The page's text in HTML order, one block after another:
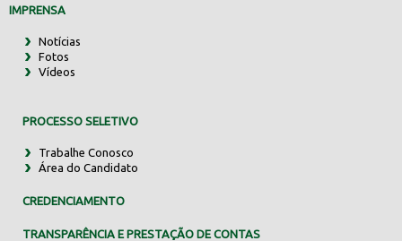
IMPRENSA
Notícias
Fotos
Vídeos
PROCESSO SELETIVO
Trabalhe Conosco
Área do Candidato
CREDENCIAMENTO
TRANSPARÊNCIA E PRESTAÇÃO DE CONTAS